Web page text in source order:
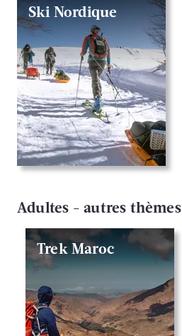
Ski Nordique
Adultes - autres thèmes
Trek Maroc